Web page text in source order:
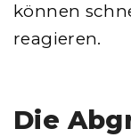
können
reagieren.
Die